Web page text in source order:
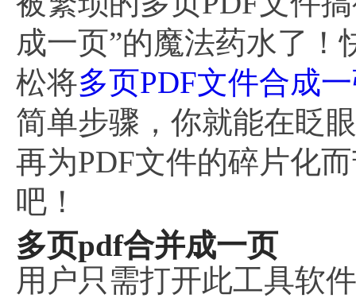
成一页”的魔法药水了
松将多页PDF文件合成
简单步骤，你就能在眨
再为PDF文件的碎片化
吧！
多页pdf合并成一页
用户只需打开此工具软